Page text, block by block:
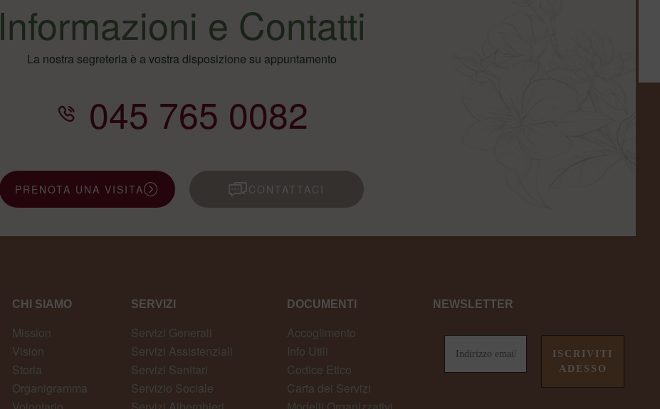
Informazioni e Contatti
La nostra segreteria è a vostra disposizione su appuntamento
045 765 0082
PRENOTA UNA VISITA CONTATTACI
CHI SIAMO
Mission
Vision
Storia
Organigramma
SERVIZI
Servizi Generali
Servizi Assistenziali
Servizi Sanitari
Servizio Sociale
DOCUMENTI
Accoglimento
Info Utili
Codice Etico
Carta dei Servizi
NEWSLETTER